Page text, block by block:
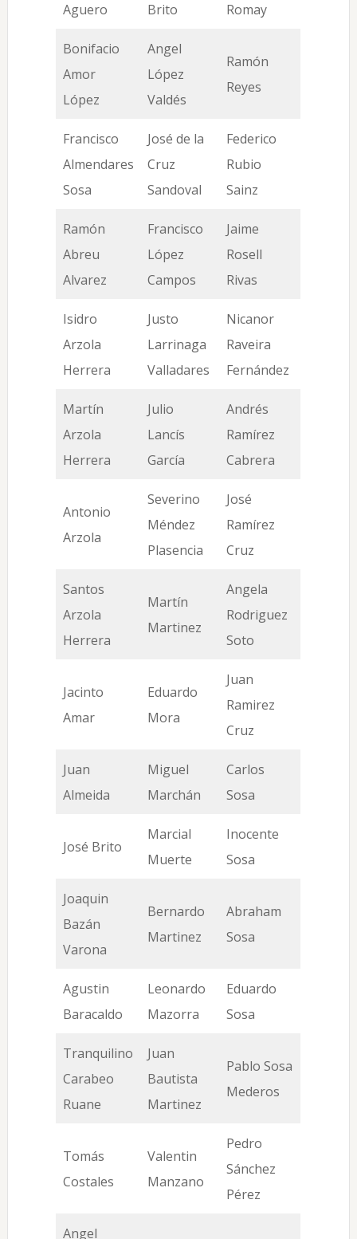
Aguero
Brito
Romay
Bonifacio
Amor
López
Angel
López
Valdés
Ramón
Reyes
Francisco
Almendares
Sosa
José de la
Cruz
Sandoval
Federico
Rubio
Sainz
Ramón
Abreu
Alvarez
Francisco
López
Campos
Jaime
Rosell
Rivas
Isidro
Arzola
Herrera
Justo
Larrinaga
Valladares
Nicanor
Raveira
Fernández
Martín
Arzola
Herrera
Julio
Lancís
García
Andrés
Ramírez
Cabrera
Antonio
Arzola
Severino
Méndez
Plasencia
José
Ramírez
Cruz
Santos
Arzola
Herrera
Martín
Martinez
Angela
Rodriguez
Soto
Jacinto
Amar
Eduardo
Mora
Juan
Ramirez
Cruz
Juan
Almeida
Miguel
Marchán
Carlos
Sosa
José Brito
Marcial
Muerte
Inocente
Sosa
Joaquin
Bazán
Varona
Bernardo
Martinez
Abraham
Sosa
Agustin
Baracaldo
Leonardo
Mazorra
Eduardo
Sosa
Tranquilino
Carabeo
Ruane
Juan
Bautista
Martinez
Pablo Sosa
Mederos
Tomás
Costales
Valentin
Manzano
Pedro
Sánchez
Pérez
Angel